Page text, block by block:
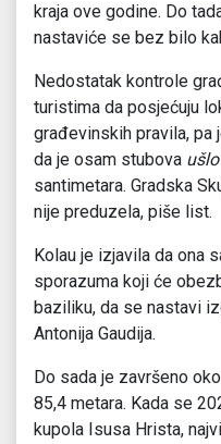
kraja ove godine. Do
nastaviće se bez bilo
Nedostatak kontrole
turistima da posjećuju
građevinskih pravila, pa
da je osam stubova ušlo
santimetara. Gradska
nije preduzela, piše list.
Kolau je izjavila da ona
sporazuma koji će
baziliku, da se nastavi
Antonija Gaudija.
Do sada je završeno
85,4 metara. Kada se
kupola Isusa Hrista,